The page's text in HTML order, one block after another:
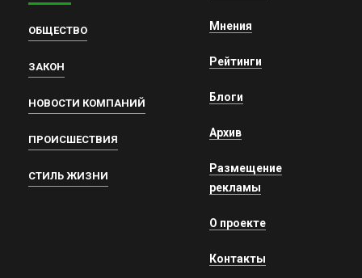
ОБЩЕСТВО
ЗАКОН
НОВОСТИ КОМПАНИЙ
ПРОИСШЕСТВИЯ
СТИЛЬ ЖИЗНИ
Мнения
Рейтинги
Блоги
Архив
Размещение
рекламы
О проекте
Контакты